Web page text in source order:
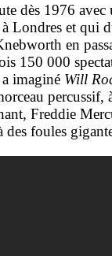
dès 1976
Londres et qui
en
150 000
imaginé Will
percussif,
Freddie
des foules